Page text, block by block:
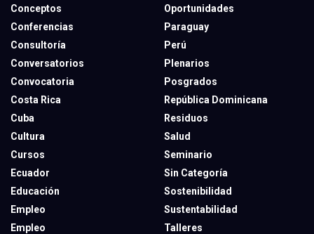
Conceptos
Conferencias
Consultoría
Conversatorios
Convocatoria
Costa Rica
Cuba
Cultura
Cursos
Ecuador
Educación
Empleo
Empleo
Oportunidades
Paraguay
Perú
Plenarios
Posgrados
República Dominicana
Residuos
Salud
Seminario
Sin Categoría
Sostenibilidad
Sustentabilidad
Talleres